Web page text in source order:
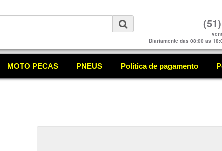
Diariamente das 08:00 as
MOTO PECAS PNEUS Politica de pagamento